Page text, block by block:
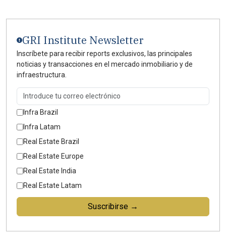
GRI Institute Newsletter
Inscríbete para recibir reports exclusivos, las principales
noticias y transacciones en el mercado inmobiliario y de
infraestructura.
Infra Brazil
Infra Latam
Real Estate Brazil
Real Estate Europe
Real Estate India
Real Estate Latam
Suscribirse →